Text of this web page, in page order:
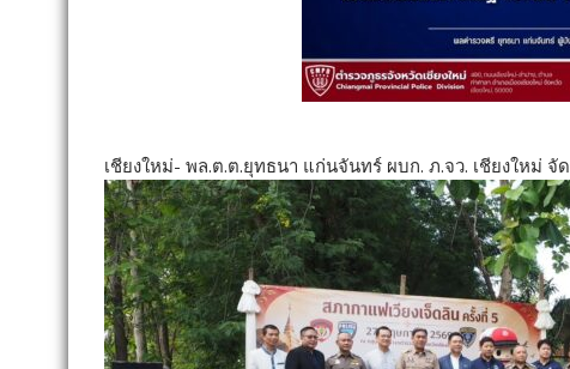
เชียงใหม่- พล.ต.ต.ยุทธนา แก่นจันทร์ ผบก. ภ.จว. เชียงใหม่ จั